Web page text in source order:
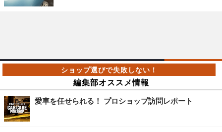
編集部オススメ情報
愛車を任せられる！ プロショップ訪問レポート